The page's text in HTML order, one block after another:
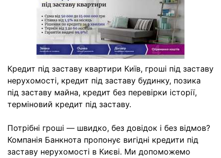
Кредит під заставу квартири Київ, гроші під заставу
нерухомості, кредит під заставу будинку, позика
під заставу майна, кредит без перевірки історії,
терміновий кредит під заставу.
Потрібні гроші — швидко, без довідок і без відмов?
Компанія Банкнота пропонує вигідні кредити під
заставу нерухомості в Києві. Ми допоможемо